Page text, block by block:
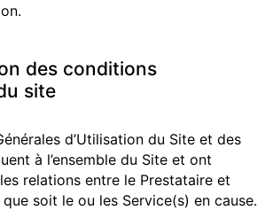
des conditions
site
d’Utilisation du Site et des
à l’ensemble du Site et ont
relations entre le Prestataire et
que soit le ou les Service(s) en cause.